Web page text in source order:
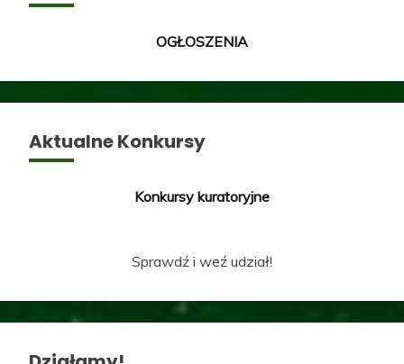
OGŁOSZENIA
Aktualne Konkursy
Konkursy kuratoryjne
Sprawdź i weź udział!